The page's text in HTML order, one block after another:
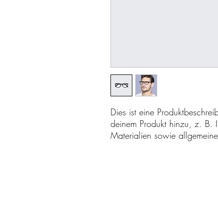
Dies ist eine
deinem Produkt hinzu, z. B.
Materialien sowie